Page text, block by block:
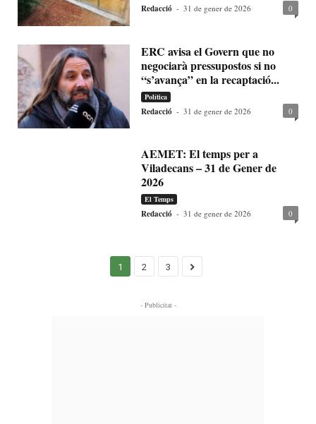
Redacció - 31 de gener de 2026 0
ERC avisa el Govern que no
negociarà pressupostos si no
“s’avança” en la recaptació...
Política
Redacció - 31 de gener de 2026 0
AEMET: El temps per a
Viladecans – 31 de Gener de
2026
El Temps
Redacció - 31 de gener de 2026 0
1 2 3
- Publicitat -